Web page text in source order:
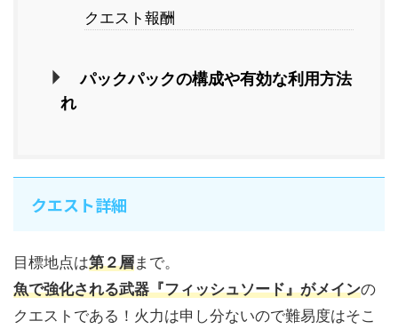
クエスト報酬
パックパックの構成や有効な利用方法
れ
クエスト詳細
目標地点は第２層まで。
魚で強化される武器『フィッシュソード』がメインの
クエストである！火力は申し分ないので難易度はそこ